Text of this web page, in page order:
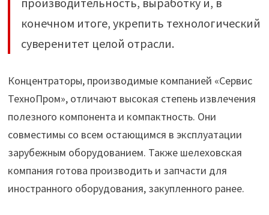
конечном итоге, укрепить технологический
суверенитет целой отрасли.
Концентраторы, производимые компанией «Сервис
ТехноПром», отличают высокая степень извлечения
полезного компонента и компактность. Они
совместимы со всем остающимся в эксплуатации
зарубежным оборудованием. Также шелеховская
компания готова производить и запчасти для
иностранного оборудования, закупленного ранее.